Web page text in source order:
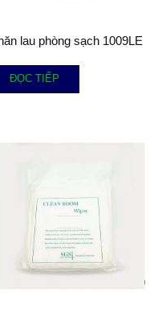
lau phòng sạch 1009LE
ĐỌC TIẾP